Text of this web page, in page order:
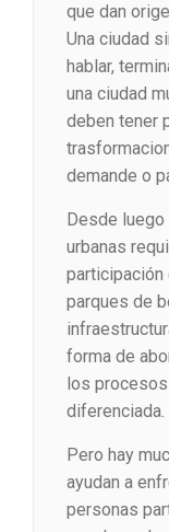
que dan
Una ciudad
hablar,
una ciudad
deben tener
demande o
Desde
urbanas
participación
parques de
forma de
los
diferenciada.
Pero hay
ayudan a
personas